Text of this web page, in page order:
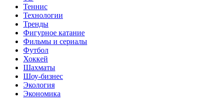
Теннис
Технологии
Тренды
Фигурное катание
Фильмы и сериалы
Футбол
Хоккей
Шахматы
Шоу-бизнес
Экология
Экономика